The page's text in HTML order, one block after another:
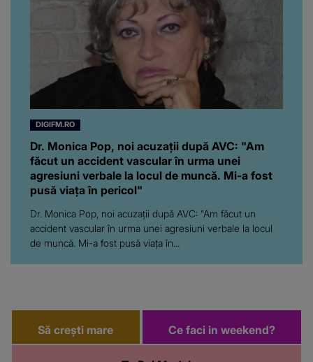
DIGIFM.RO
Dr. Monica Pop, noi acuzații după AVC: "Am
făcut un accident vascular în urma unei
agresiuni verbale la locul de muncă. Mi-a fost
pusă viața în pericol"
Dr. Monica Pop, noi acuzații după AVC: "Am făcut un
accident vascular în urma unei agresiuni verbale la locul
de muncă. Mi-a fost pusă viața în...
Să crești mare Ce faci in weekend?